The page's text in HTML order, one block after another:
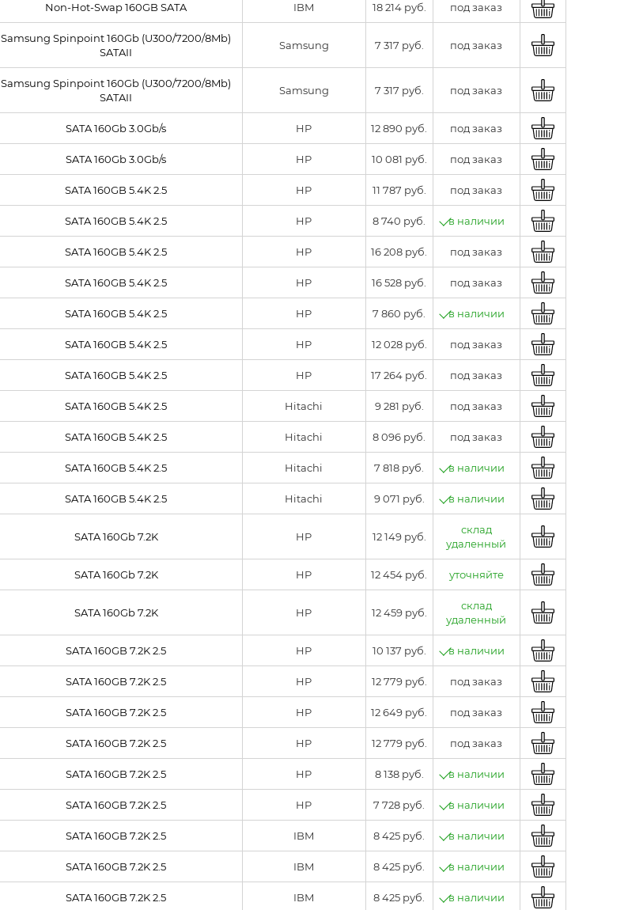
Non-Hot-Swap 160GB SATA IBM 18 214 руб. под заказ
Samsung Spinpoint 160Gb (U300/7200/8Mb)
SATAII
Samsung 7 317 руб. под заказ
Samsung Spinpoint 160Gb (U300/7200/8Mb)
SATAII
Samsung 7 317 руб. под заказ
SATA 160Gb 3.0Gb/s HP 12 890 руб. под заказ
SATA 160Gb 3.0Gb/s HP 10 081 руб. под заказ
SATA 160GB 5.4K 2.5 HP 11 787 руб. под заказ
SATA 160GB 5.4K 2.5 HP 8 740 руб. в наличии
SATA 160GB 5.4K 2.5 HP 16 208 руб. под заказ
SATA 160GB 5.4K 2.5 HP 16 528 руб. под заказ
SATA 160GB 5.4K 2.5 HP 7 860 руб. в наличии
SATA 160GB 5.4K 2.5 HP 12 028 руб. под заказ
SATA 160GB 5.4K 2.5 HP 17 264 руб. под заказ
SATA 160GB 5.4K 2.5 Hitachi 9 281 руб. под заказ
SATA 160GB 5.4K 2.5 Hitachi 8 096 руб. под заказ
SATA 160GB 5.4K 2.5 Hitachi 7 818 руб. в наличии
SATA 160GB 5.4K 2.5 Hitachi 9 071 руб. в наличии
SATA 160Gb 7.2K HP 12 149 руб.
склад
удаленный
SATA 160Gb 7.2K HP 12 454 руб. уточняйте
SATA 160Gb 7.2K HP 12 459 руб.
склад
удаленный
SATA 160GB 7.2K 2.5 HP 10 137 руб. в наличии
SATA 160GB 7.2K 2.5 HP 12 779 руб. под заказ
SATA 160GB 7.2K 2.5 HP 12 649 руб. под заказ
SATA 160GB 7.2K 2.5 HP 12 779 руб. под заказ
SATA 160GB 7.2K 2.5 HP 8 138 руб. в наличии
SATA 160GB 7.2K 2.5 HP 7 728 руб. в наличии
SATA 160GB 7.2K 2.5 IBM 8 425 руб. в наличии
SATA 160GB 7.2K 2.5 IBM 8 425 руб. в наличии
SATA 160GB 7.2K 2.5 IBM 8 425 руб. в наличии